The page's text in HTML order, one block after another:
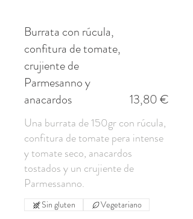
Burrata con rúcula,
confitura de tomate,
crujiente de
Parmesanno y
anacardos
Una burrata de 150gr con rúcula,
confitura de tomate pera intense
y tomate seco, anacardos
tostados y un crujiente de
13,80 €
Sin gluten Vegetariano